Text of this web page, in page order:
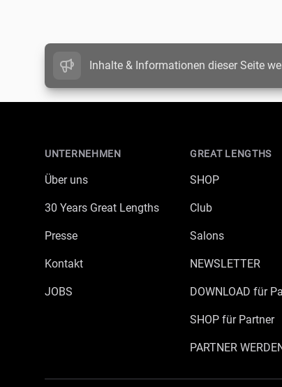
Inhalte & Informationen dieser Seite
UNTERNEHMEN
Über uns
30 Years Great Lengths
Presse
Kontakt
JOBS
GREAT LENGTHS
SHOP
Club
Salons
NEWSLETTER
DOWNLOAD für
SHOP für Partner
PARTNER